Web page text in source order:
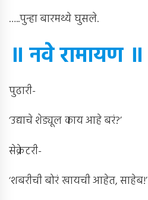
…..पुन्हा बारमथ्ये घुसले.
॥ नवे रामायण ॥
पुढारी-
‘उद्याचे शेड्यूल काय आहे बरं?’
सेक्रेटरी-
‘शबरीची बोरं खायची आहेत, साहेब!’